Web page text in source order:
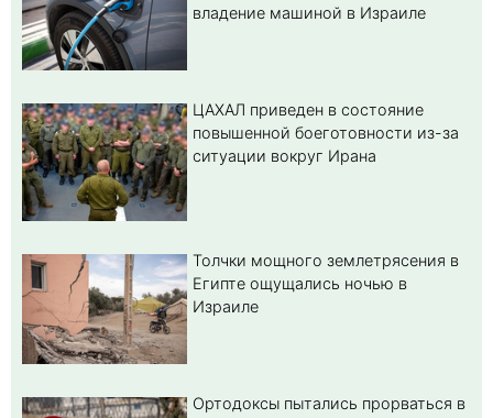
владение машиной в Израиле
ЦАХАЛ приведен в состояние
повышенной боеготовности из-за
ситуации вокруг Ирана
Толчки мощного землетрясения в
Египте ощущались ночью в
Израиле
Ортодоксы пытались прорваться в